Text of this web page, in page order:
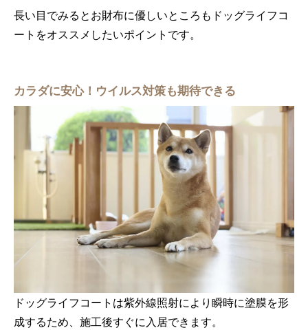
長い目でみるとお財布に優しいところもドッグライフコ
ートをオススメしたいポイントです。
カラダに安心！ウイルス対策も期待できる
ドッグライフコートは紫外線照射により瞬時に塗膜を形
成するため、施工後すぐに入居できます。